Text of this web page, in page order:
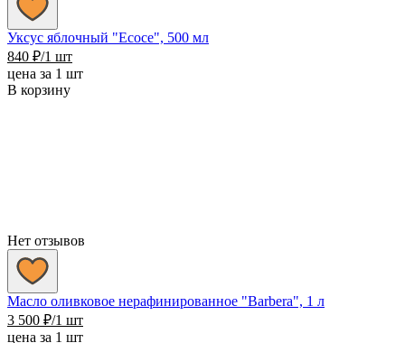
Уксус яблочный "Ecoce", 500 мл
840 ₽/1 шт
цена за 1 шт
В корзину
Нет отзывов
Масло оливковое нерафинированное "Barbera", 1 л
3 500 ₽/1 шт
цена за 1 шт